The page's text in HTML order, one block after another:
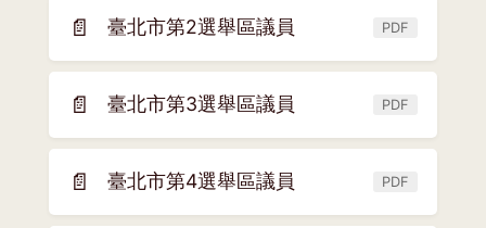
新
視
窗)
📄 臺北市第2選舉區議員 PDF
(另
開
新
視
窗)
📄 臺北市第3選舉區議員 PDF
(另
開
新
視
窗)
📄 臺北市第4選舉區議員 PDF
(另
開